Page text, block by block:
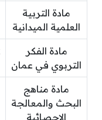
مادة التربية
العلمية الميدانية
مادة الفكر
التربوي في عمان
مادة مناهج
البحث والمعالجة
الإحصائية